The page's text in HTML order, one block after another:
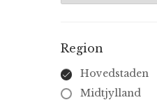
Region
Hovedstaden
Midtjylland